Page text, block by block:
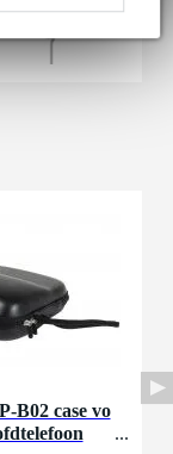
B02 case vo